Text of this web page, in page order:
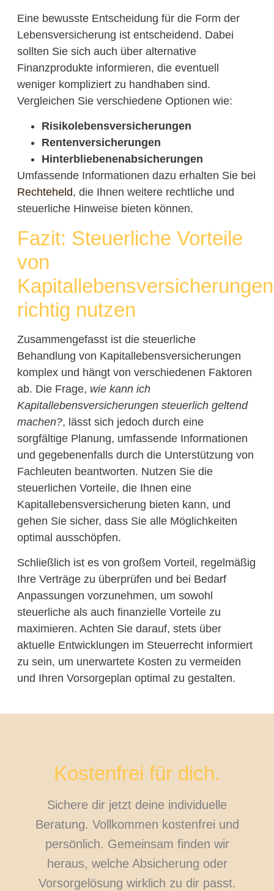
Eine bewusste Entscheidung für die Form der
Lebensversicherung ist entscheidend. Dabei
sollten Sie sich auch über alternative
Finanzprodukte informieren, die eventuell
weniger kompliziert zu handhaben sind.
Vergleichen Sie verschiedene Optionen wie:
Risikolebensversicherungen
Rentenversicherungen
Hinterbliebenenabsicherungen
Umfassende Informationen dazu erhalten Sie bei
Rechteheld, die Ihnen weitere rechtliche und
steuerliche Hinweise bieten können.
Fazit: Steuerliche Vorteile
von
Kapitallebensversicherungen
richtig nutzen
Zusammengefasst ist die steuerliche
Behandlung von Kapitallebensversicherungen
komplex und hängt von verschiedenen Faktoren
ab. Die Frage, wie kann ich
Kapitallebensversicherungen steuerlich geltend
machen?, lässt sich jedoch durch eine
sorgfältige Planung, umfassende Informationen
und gegebenenfalls durch die Unterstützung von
Fachleuten beantworten. Nutzen Sie die
steuerlichen Vorteile, die Ihnen eine
Kapitallebensversicherung bieten kann, und
gehen Sie sicher, dass Sie alle Möglichkeiten
optimal ausschöpfen.
Schließlich ist es von großem Vorteil, regelmäßig
Ihre Verträge zu überprüfen und bei Bedarf
Anpassungen vorzunehmen, um sowohl
steuerliche als auch finanzielle Vorteile zu
maximieren. Achten Sie darauf, stets über
aktuelle Entwicklungen im Steuerrecht informiert
zu sein, um unerwartete Kosten zu vermeiden
und Ihren Vorsorgeplan optimal zu gestalten.
Kostenfrei für dich.
Sichere dir jetzt deine individuelle
Beratung. Vollkommen kostenfrei und
persönlich. Gemeinsam finden wir
heraus, welche Absicherung oder
Vorsorgelösung wirklich zu dir passt.